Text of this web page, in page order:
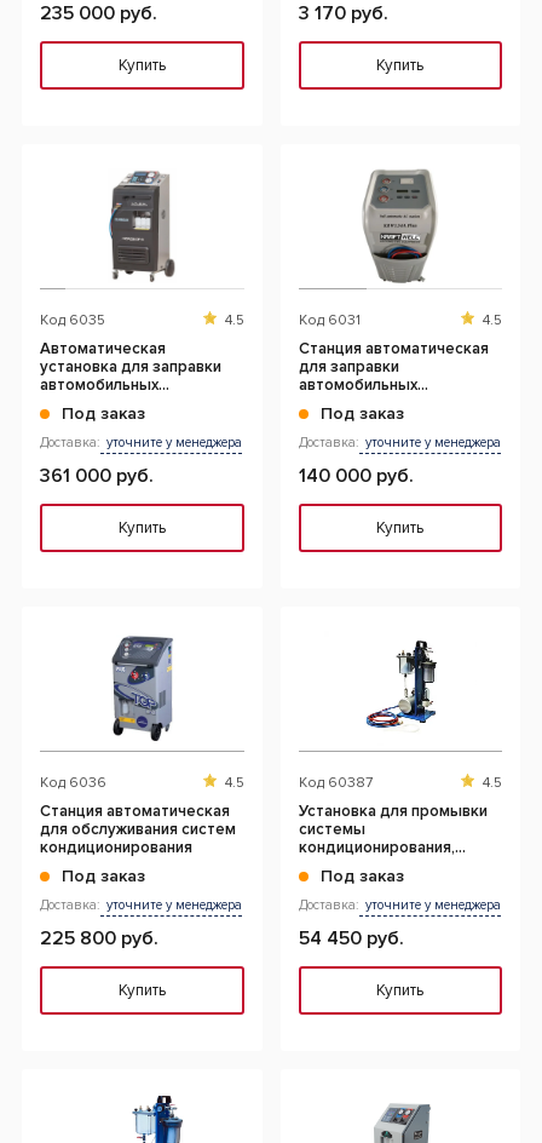
235 000 руб.
Купить
3 170 руб.
Купить
Код 6035 4.5
Автоматическая
установка для заправки
автомобильных
Под заказ
Доставка: уточните у менеджера
361 000 руб.
Купить
Код 6031 4.5
Станция автоматическая
для заправки
автомобильных
Под заказ
Доставка: уточните у менеджера
140 000 руб.
Купить
Код 6036 4.5
Станция автоматическая
для обслуживания систем
кондиционирования
Под заказ
Доставка: уточните у менеджера
225 800 руб.
Купить
Код 60387 4.5
Установка для промывки
системы
кондиционирования,
Под заказ
Доставка: уточните у менеджера
54 450 руб.
Купить